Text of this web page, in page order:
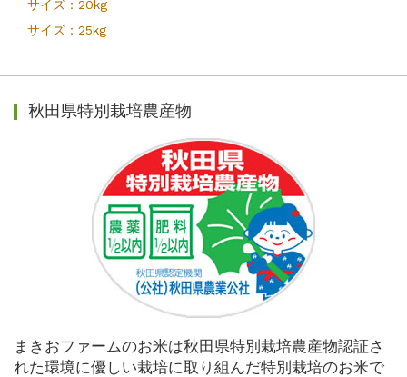
サイズ：20kg
サイズ：25kg
秋田県特別栽培農産物
まきおファームのお米は秋田県特別栽培農産物認証さ
れた環境に優しい栽培に取り組んだ特別栽培のお米で